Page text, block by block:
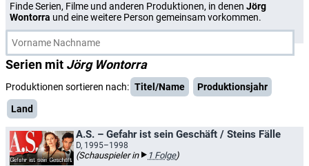
Finde Serien, Filme und anderen Produktionen, in denen Jörg
Wontorra und eine weitere Person gemeinsam vorkommen.
Serien mit Jörg Wontorra
Produktionen sortieren nach: Titel/Name
Produktionsjahr
Land
A.S. – Gefahr ist sein Geschäft / Steins Fälle
D, 1995–1998
(Schauspieler in 1 Folge)